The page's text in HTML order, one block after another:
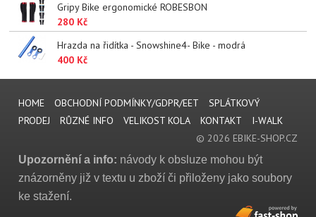
Gripy Bike ergonomické ROBESBON
280 Kč
Hrazda na řidítka - Snowshine4- Bike - modrá
400 Kč
HOME OBCHODNÍ PODMÍNKY/GDPR/EET
SPLÁTKOVÝ
PRODEJ
RŮZNÉ INFO VELIKOST KOLA KONTAKT
I-WALK
© 2026 EBIKE-SHOP.CZ
Upozornění a info: návody k obsluze mohou být
znázorněny již v textu u zboží či přiloženy jako soubory
ke stažení.